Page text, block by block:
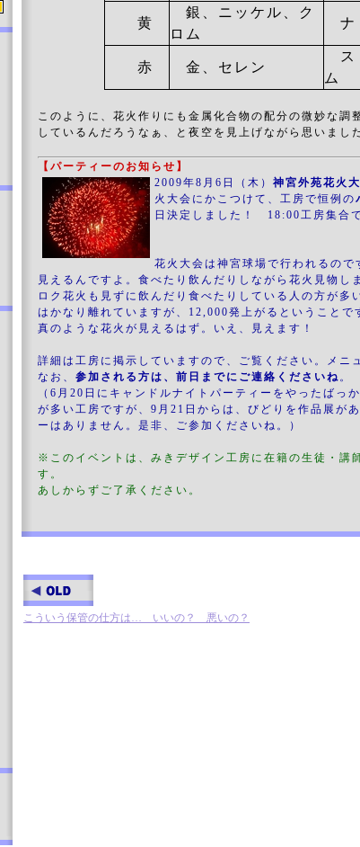
黄
銀、ニッケル、ク
ロム
ナ
赤 金、セレン
ス
ム
このように、花火作りにも金属化合物の配分の微妙な調
しているんだろうなぁ、と夜空を見上げながら思いまし
【パーティーのお知らせ】
2009年8月6日（木） 神宮外苑花火
火大会にかこつけて、工房で恒例の
日決定しました！ 18:00工房集合で
花火大会は神宮球場で行われるので
見えるんですよ。食べたり飲んだりしながら花火見物
ロク花火も見ずに飲んだり食べたりしている人の方が
はかなり離れていますが、12,000発上がるということで
真のような花火が見えるはず。いえ、見えます！
詳細は工房に掲示していますので、ご覧ください。メニ
なお、 参加される方は、前日までにご連絡くださいね。
（6月20日にキャンドルナイトパーティーをやったばっ
が多い工房ですが、9月21日からは、びどりを作品展が
ーはありません。是非、ご参加くださいね。）
※このイベントは、みきデザイン工房に在籍の生徒・講
す。
あしからずご了承ください。
こういう保管の仕方は… いいの？ 悪いの？